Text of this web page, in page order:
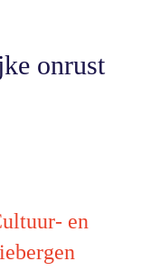
onrust
en